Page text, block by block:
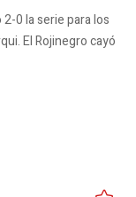
0 la serie para los
El Rojinegro cayó